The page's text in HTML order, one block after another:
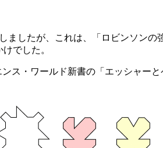
したが、これは、「ロビンソン
でした。
ンス・ワールド新書の「エッシャー